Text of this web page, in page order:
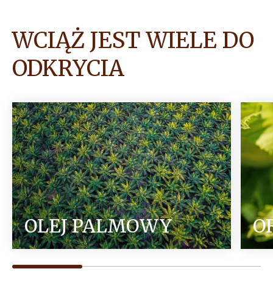
WCIĄŻ JEST WIELE DO
ODKRYCIA
OLEJ PALMOWY